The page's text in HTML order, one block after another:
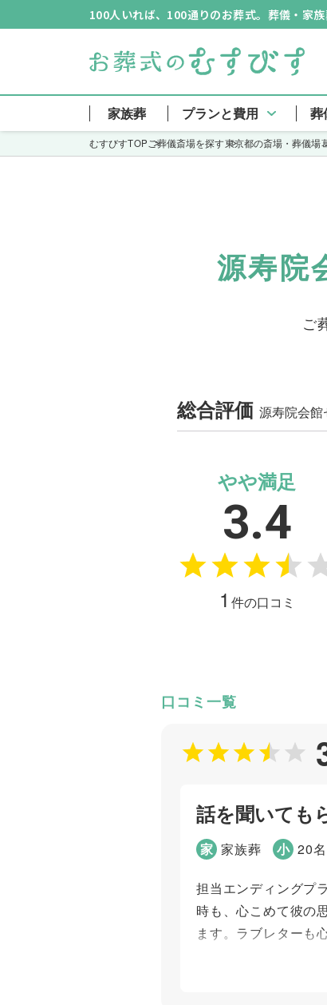
100人いれば、100通りのお葬式。葬儀・家
家族葬 プランと費用 葬
むすびすTOPご葬儀斎場を探す東京都の斎場・葬儀場
源寿院
ご
総合評価 源寿院会
やや満足
3.4
1 件の口コミ
口コミ一覧
話を聞いても
家 家族葬 小 20
担当エンディングプ
時も、心こめて彼の
ます。ラブレターも